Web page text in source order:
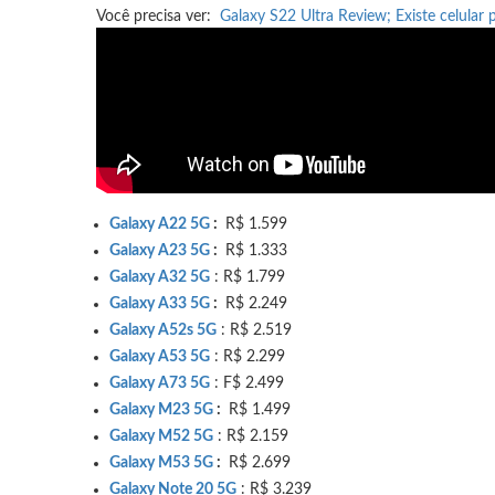
Você precisa ver: Galaxy S22 Ultra Review; Existe celular
Galaxy A22 5G :
R$ 1.599
Galaxy A23 5G :
R$ 1.333
Galaxy A32 5G : R$ 1.799
Galaxy A33 5G :
R$ 2.249
Galaxy A52s 5G : R$ 2.519
Galaxy A53 5G : R$ 2.299
Galaxy A73 5G : F$ 2.499
Galaxy M23 5G :
R$ 1.499
Galaxy M52 5G : R$ 2.159
Galaxy M53 5G :
R$ 2.699
Galaxy Note 20 5G : R$ 3.239